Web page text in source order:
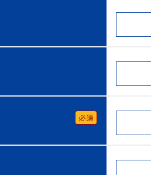
必須